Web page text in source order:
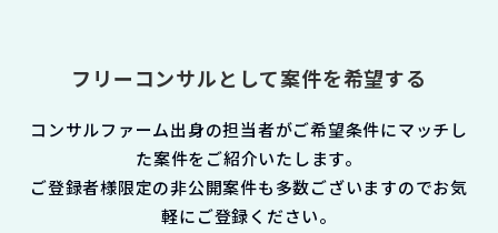
フリーコンサルとして案件を希望する
コンサルファーム出身の担当者がご希望条件にマッチし
た案件をご紹介いたします。
ご登録者様限定の非公開案件も多数ございますのでお気
軽にご登録ください。